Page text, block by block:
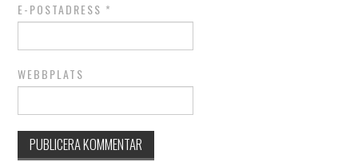
E-POSTADRESS *
WEBBPLATS